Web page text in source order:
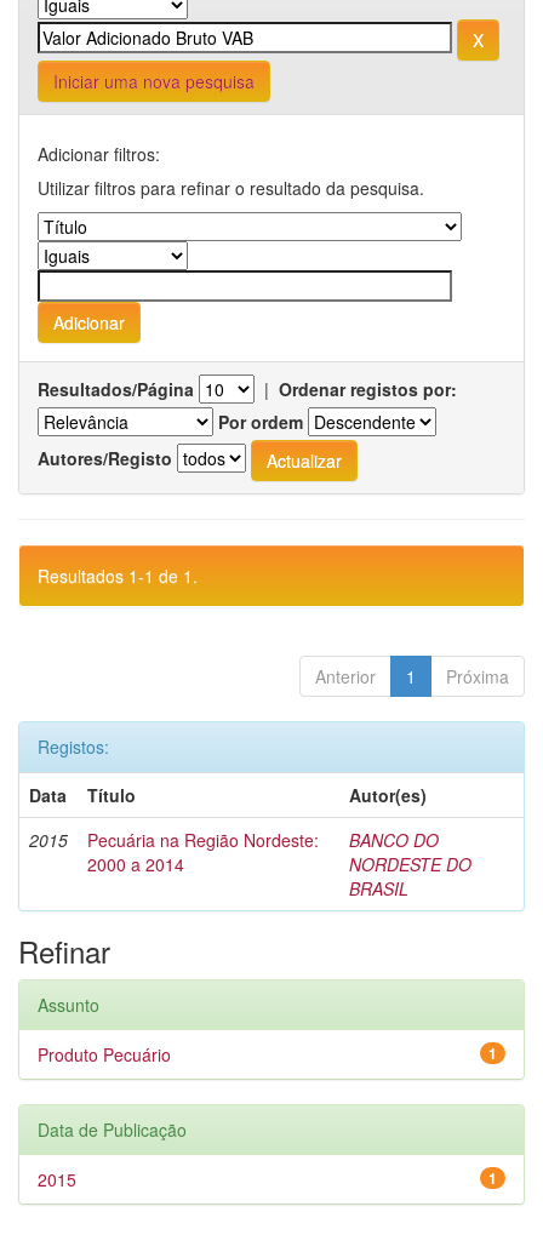
Iniciar uma nova pesquisa
Adicionar filtros:
Utilizar filtros para refinar o resultado da pesquisa.
Resultados/Página | Ordenar registos por:
Por ordem
Autores/Registo
Resultados 1-1 de 1.
Anterior 1 Próxima
Registos:
Data
Título
Autor(es)
2015
Pecuária na Região Nordeste:
2000 a 2014
BANCO DO
NORDESTE DO
BRASIL
Refinar
Assunto
1
Produto Pecuário
Data de Publicação
1
2015